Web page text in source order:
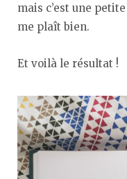
mais c’est une
me plaît bien.
Et voilà le résultat !